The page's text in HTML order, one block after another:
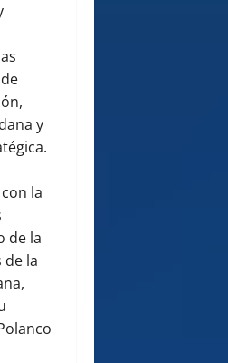
y
la
de la
de la